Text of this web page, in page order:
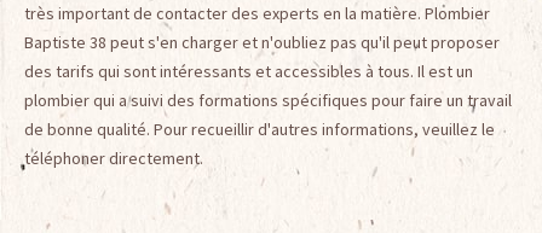
très important de contacter des experts en la matière. Plombier
Baptiste 38 peut s'en charger et n'oubliez pas qu'il peut proposer
des tarifs qui sont intéressants et accessibles à tous. Il est un
plombier qui a suivi des formations spécifiques pour faire un travail
de bonne qualité. Pour recueillir d'autres informations, veuillez le
téléphoner directement.